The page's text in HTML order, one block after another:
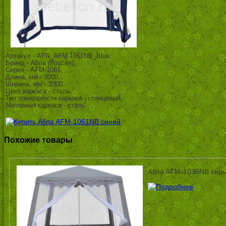
Артикул - AFN_AFM-1061NB_Blue,
Бренд - Afina (Россия),
Серия - AFM-1061,
Длина, мм - 3000,
Ширина, мм - 2000,
Цвет каркаса - сталь,
Тип поверхности каркаса - глянцевый,
Материал каркаса - сталь
Похожие товары
Afina AFM-1036NB